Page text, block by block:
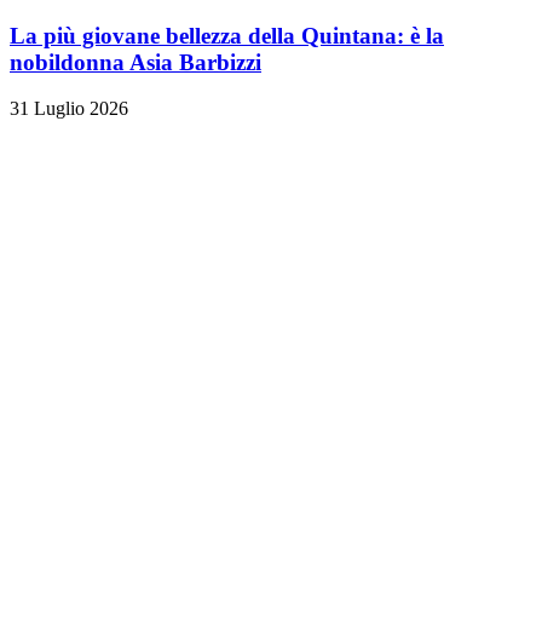
La più giovane bellezza della Quintana: è la
nobildonna Asia Barbizzi
31 Luglio 2026